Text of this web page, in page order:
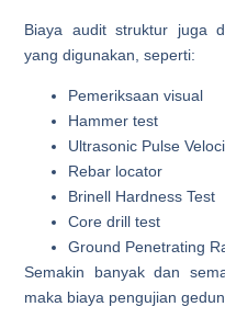
Biaya audit struktur juga
yang digunakan, seperti:
Pemeriksaan visual
Hammer test
Ultrasonic Pulse
Rebar locator
Brinell Hardness Test
Core drill test
Ground Penetrating
Semakin banyak dan
maka biaya pengujian